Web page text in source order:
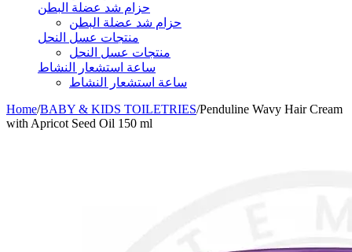
حزام شد عضلة البطن
حزام شد عضلة البطن
منتجات عسل النحل
منتجات عسل النحل
ساعة استشعار النشاط
ساعة استشعار النشاط
Home/BABY & KIDS TOILETRIES/Penduline Wavy Hair Cream
with Apricot Seed Oil 150 ml